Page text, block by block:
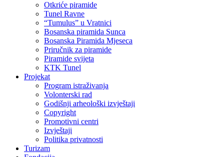
Otkriće piramide
Tunel Ravne
“Tumulus” u Vratnici
Bosanska piramida Sunca
Bosanska Piramida Mjeseca
Priručnik za piramide
Piramide svijeta
KTK Tunel
Projekat
Program istraživanja
Volonterski rad
Godišnji arheološki izvještaji
Copyright
Promotivni centri
Izvještaji
Politika privatnosti
Turizam